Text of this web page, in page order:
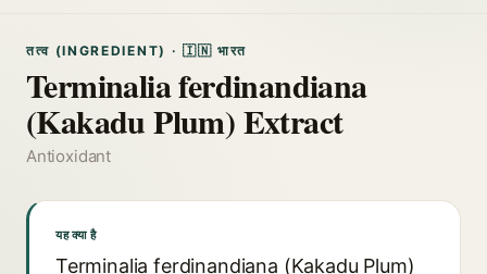
तत्व (INGREDIENT) · 🇮🇳 भारत
Terminalia ferdinandiana
(Kakadu Plum) Extract
Antioxidant
यह क्या है
Terminalia ferdinandiana (Kakadu Plum)